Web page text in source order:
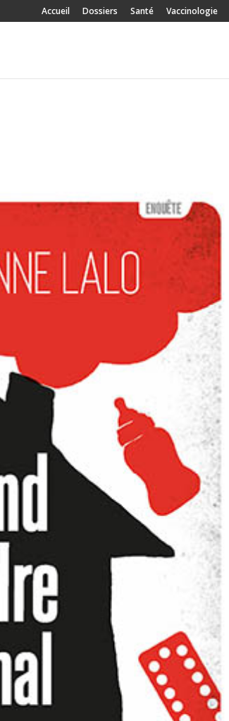
Accueil Dossiers Santé Vaccinologie